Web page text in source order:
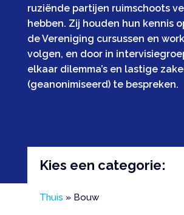
ruziënde partijen ruimschoots
hebben. Zij houden hun kennis
de Vereniging cursussen en
volgen, en door in
elkaar dilemma’s en lastige
(geanonimiseerd) te bespreken.
Kies een categorie:
Thuis » Bouw